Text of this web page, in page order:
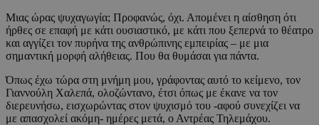
Μιας ώρας ψυχαγωγία; Προφανώς, όχι. Απομένει η αίσθηση ότι
ήρθες σε επαφή με κάτι ουσιαστικό, με κάτι που ξεπερνά το θέατρο
και αγγίζει τον πυρήνα της ανθρώπινης εμπειρίας – με μια
σημαντική μορφή αλήθειας. Που θα θυμάσαι για πάντα.
Όπως έχω τώρα στη μνήμη μου, γράφοντας αυτό το κείμενο, τον
Γιαννούλη Χαλεπά, ολοζώντανο, έτσι όπως με έκανε να τον
διερευνήσω, εισχωρώντας στον ψυχισμό του -αφού συνεχίζει να
με απασχολεί ακόμη- ημέρες μετά, ο Αντρέας Τηλεμάχου.